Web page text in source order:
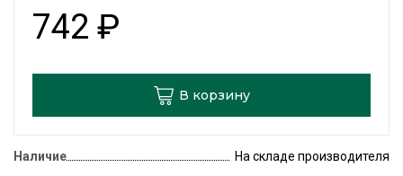
742 ₽
В корзину
Наличие
На складе производителя